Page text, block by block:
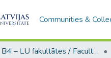
Communities &
B4 – LU fakultātes / Faculties of the UL